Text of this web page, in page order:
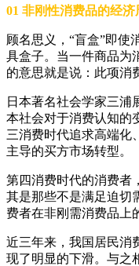
01 非刚性消费品的经济
顾名思义，“盲盒”即使
具盒子。当一件商品为
的意思就是说：此项消
日本著名社会学家三浦
本社会对于消费认知的
三消费时代追求高端
主导的买方市场转型。
第四消费时代的消费者
其是那些不是满足迫切
费者在非刚需消费品上
近三年来，我国居民消
现了明显的下滑。与之